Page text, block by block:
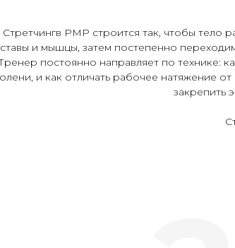
Стретчингв PMP строится так, чтобы тело
и мышцы, затем постепенно
постоянно направляет по технике:
и как отличать рабочее натяжение
закрепить